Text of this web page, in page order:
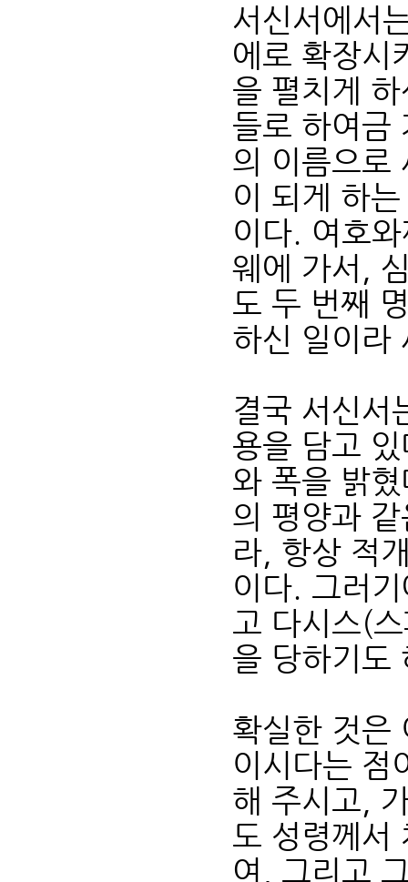
서신서에서
에로 확장시
을 펼치게
들로 하여금
의 이름으로
이 되게 하
이다. 여호
웨에 가서,
도 두 번째
하신 일이라
결국 서신서
용을 담고
와 폭을 밝
의 평양과
라, 항상 적
이다. 그러
고 다시스(
을 당하기
확실한 것은
이시다는 점
해 주시고,
도 성령께서
여, 그리고